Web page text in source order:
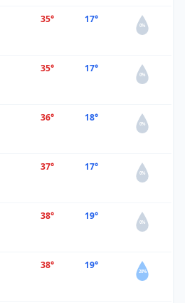
35° 17°
0%
35° 17°
0%
36° 18°
0%
37° 17°
0%
38° 19°
0%
38° 19°
20%